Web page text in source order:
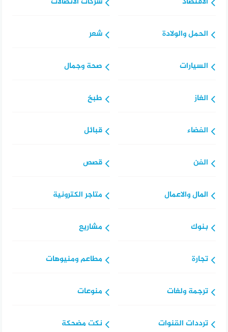
الحمل والولادة
السيارات
الغاز
الفضاء
الفن
المال والاعمال
بنوك
تجارة
ترجمة ولغات
ترددات القنوات
شعر
صحة وجمال
طبخ
قبائل
قصص
متاجر الكترونية
مشاريع
مطاعم ومنيوهات
منوعات
نكت مضحكة